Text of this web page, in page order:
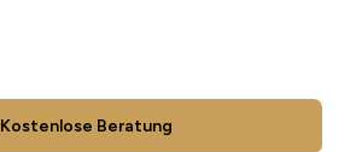
Kostenlose Beratung